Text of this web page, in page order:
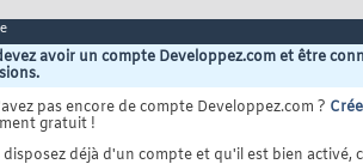
avoir un compte Developpez.com et être
pas encore de compte Developpez.com ?
gratuit !
disposez déjà d'un compte et qu'il est bien activé,